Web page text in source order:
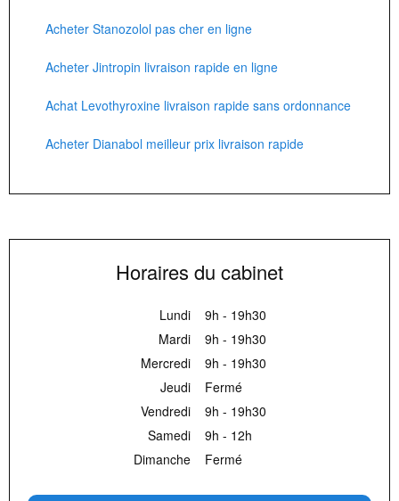
Acheter Stanozolol pas cher en ligne
Acheter Jintropin livraison rapide en ligne
Achat Levothyroxine livraison rapide sans ordonnance
Acheter Dianabol meilleur prix livraison rapide
Horaires du cabinet
Lundi
9h - 19h30
Mardi
9h - 19h30
Mercredi
9h - 19h30
Jeudi
Fermé
Vendredi
9h - 19h30
Samedi
9h - 12h
Dimanche
Fermé